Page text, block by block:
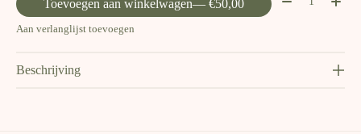
Toevoegen aan winkelwagen — €50,00
Aan verlanglijst toevoegen
Beschrijving